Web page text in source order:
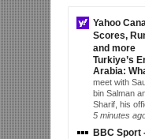
Yahoo
Scores,
and more
Turkiye’s
Arabia:
meet with
bin Salman
Sharif, his
5 minutes
BBC Sport